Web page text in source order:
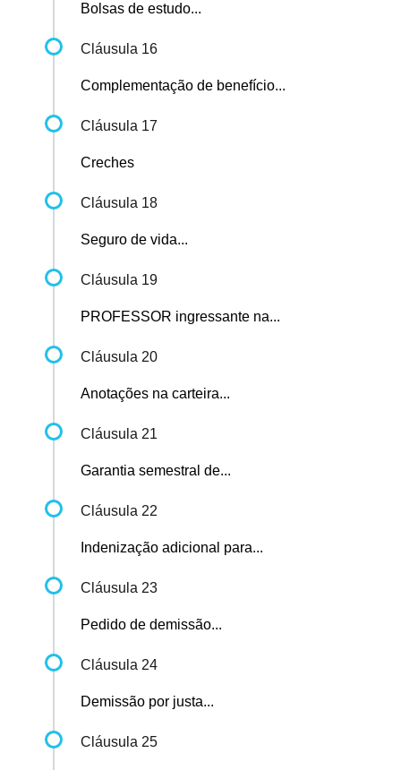
Bolsas de estudo...
Cláusula 16
Complementação de benefício...
Cláusula 17
Creches
Cláusula 18
Seguro de vida...
Cláusula 19
PROFESSOR ingressante na...
Cláusula 20
Anotações na carteira...
Cláusula 21
Garantia semestral de...
Cláusula 22
Indenização adicional para...
Cláusula 23
Pedido de demissão...
Cláusula 24
Demissão por justa...
Cláusula 25